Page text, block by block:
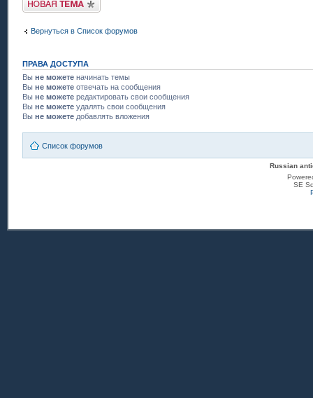
Вернуться в Список форумов
ПРАВА ДОСТУПА
Вы не можете начинать темы
Вы не можете отвечать на сообщения
Вы не можете редактировать свои сообщения
Вы не можете удалять свои сообщения
Вы не можете добавлять вложения
Список форумов
Russian
SE